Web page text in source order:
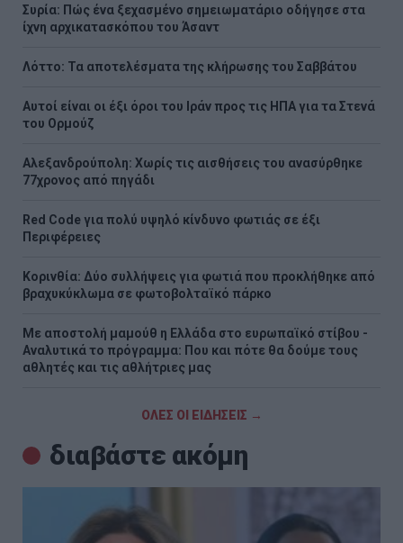
Συρία: Πώς ένα ξεχασμένο σημειωματάριο οδήγησε στα
ίχνη αρχικατασκόπου του Άσαντ
Λόττο: Τα αποτελέσματα της κλήρωσης του Σαββάτου
Αυτοί είναι οι έξι όροι του Ιράν προς τις ΗΠΑ για τα Στενά
του Ορμούζ
Αλεξανδρούπολη: Χωρίς τις αισθήσεις του ανασύρθηκε
77χρονος από πηγάδι
Red Code για πολύ υψηλό κίνδυνο φωτιάς σε έξι
Περιφέρειες
Κορινθία: Δύο συλλήψεις για φωτιά που προκλήθηκε από
βραχυκύκλωμα σε φωτοβολταϊκό πάρκο
Με αποστολή μαμούθ η Ελλάδα στο ευρωπαϊκό στίβου -
Αναλυτικά το πρόγραμμα: Που και πότε θα δούμε τους
αθλητές και τις αθλήτριες μας
ΟΛΕΣ ΟΙ ΕΙΔΗΣΕΙΣ →
διαβάστε ακόμη